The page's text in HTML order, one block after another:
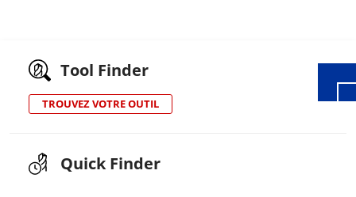
Tool Finder
TROUVEZ VOTRE OUTIL
Quick Finder